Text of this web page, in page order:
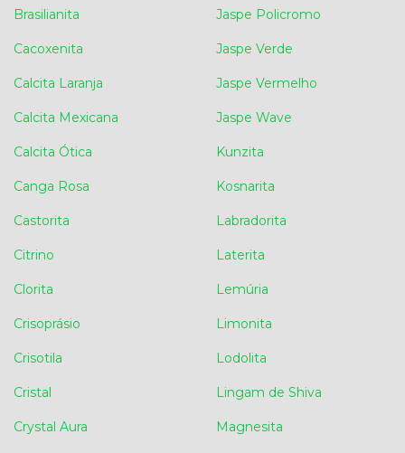
Brasilianita
Cacoxenita
Calcita Laranja
Calcita Mexicana
Calcita Ótica
Canga Rosa
Castorita
Citrino
Clorita
Crisoprásio
Crisotila
Cristal
Crystal Aura
Jaspe Policromo
Jaspe Verde
Jaspe Vermelho
Jaspe Wave
Kunzita
Kosnarita
Labradorita
Laterita
Lemúria
Limonita
Lodolita
Lingam de Shiva
Magnesita